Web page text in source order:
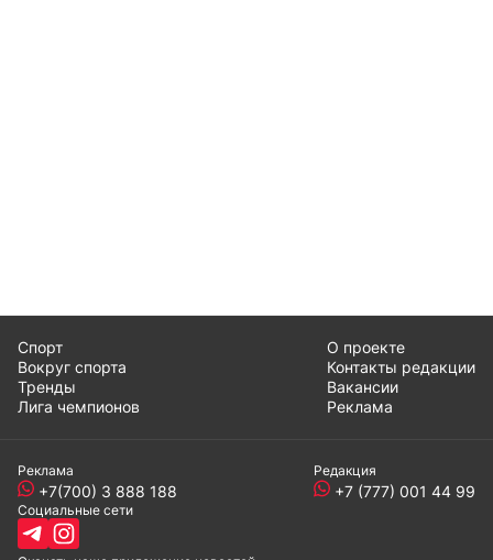
Спорт
Вокруг спорта
Тренды
Лига чемпионов
О проекте
Контакты редакции
Вакансии
Реклама
Реклама
+7(700) 3 888 188
Редакция
+7 (777) 001 44 99
Социальные сети